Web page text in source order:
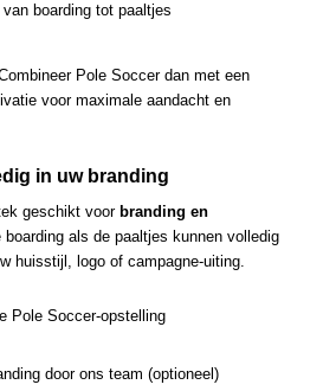
boarding tot paaltjes
Pole Soccer dan met een
voor maximale aandacht en
in uw branding
geschikt voor branding en
boarding als de paaltjes kunnen volledig
huisstijl, logo of campagne-uiting.
Pole Soccer-opstelling
door ons team (optioneel)